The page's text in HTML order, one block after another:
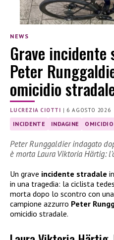
NEWS
Grave incidente
Peter
omicidio
LUCREZIA CIOTTI | 6 AGOSTO 2026
INCIDENTE INDAGINE OMICIDIO
Peter Runggaldier indagato
è morta Laura Viktoria Härtig:
Un grave incidente stradale
in una tragedia: la ciclista
morta dopo lo scontro con
campione azzurro Peter
omicidio stradale.